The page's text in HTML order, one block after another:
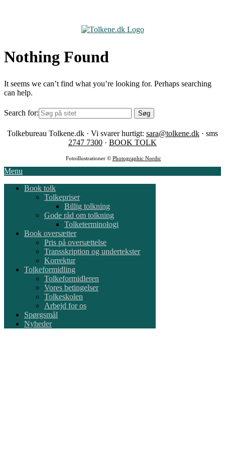
Nothing Found
It seems we can’t find what you’re looking for. Perhaps searching
can help.
Search for:
Tolkebureau Tolkene.dk · Vi svarer hurtigt: sara@tolkene.dk · sms
2747 7300 · BOOK TOLK
Fotoillustrationer © Photographic Nordic
Menu
Book tolk
Tolkepriser
Billig tolkning
Gode råd om tolkning
Tolketerminologi
Book oversætter
Pris på oversættelse
Transskription og undertekster
Korrektur
Tolkeformidling
Tolkeformidleren
Vores betingelser
Tolkeskolen
Arbejd for os
Spørgsmål
Nyheder